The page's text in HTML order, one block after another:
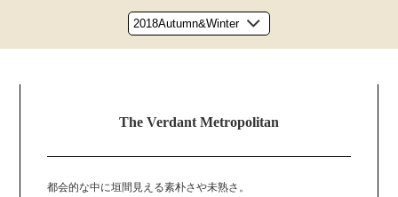
The Verdant Metropolitan
都会的な中に垣間見える素朴さや未熟さ。